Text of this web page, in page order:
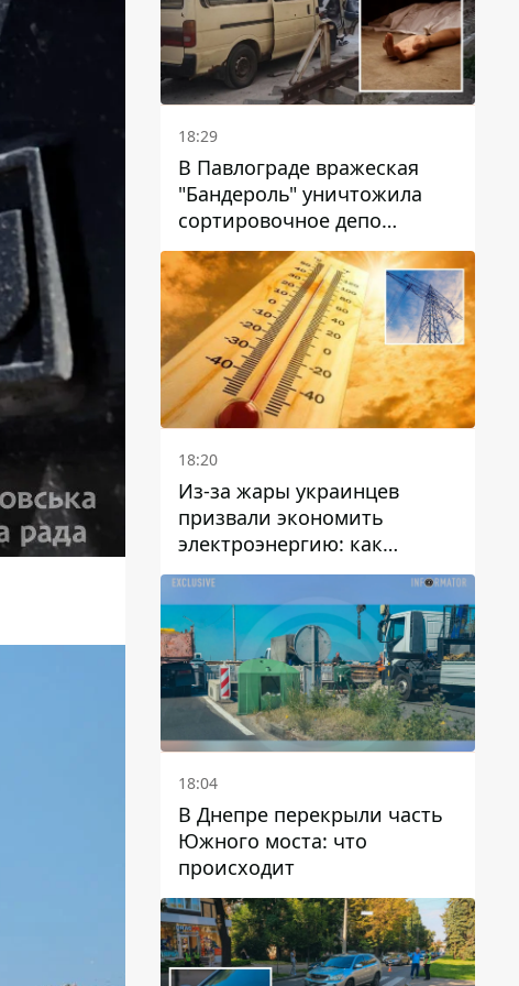
18:29
В Павлограде вражеская
"Бандероль" уничтожила
сортировочное депо
"Укрпошти" и убила двух
работниц
18:20
Из-за жары украинцев
призвали экономить
электроэнергию: как
избежать перегрузки сетей
18:04
В Днепре перекрыли часть
Южного моста: что
происходит